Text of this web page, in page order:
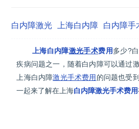
白内障激光 上海白内障 白内障手
上海白内障激光手术费用多少?
疾病问题之一，随着白内障可以通过
上海白内障激光手术费用 的问题也受
一起来了解在上海白内障激光手术费用